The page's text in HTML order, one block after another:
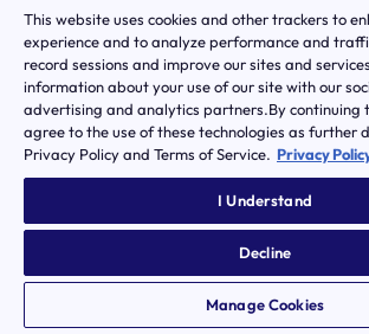
(1) no emplea, remite, recomienda ni
proveedor de atención médica, (b) no
de garantizar que la información
credenciales) que un proveedor de
proporciona sobre sí mismo sea
actualizada, (c) no es responsable de
servicios de los proveedores de
proporcionen realmente o estén a la
determinado estándar de calidad, y (d)
por presentarlo a través de los
no controla las acciones de ningún
This website uses cookies and other trackers to
experience and to analyze performance and
record sessions and improve our sites and
information about your use of our site with our
advertising and analytics partners.By continuing
agree to the use of these technologies as further
Privacy Policy and Terms of Service. Privacy
I Understand
Decline
Manage Cookies